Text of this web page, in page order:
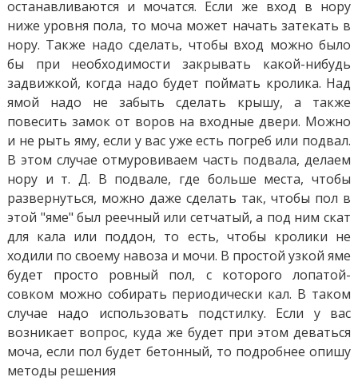
останавливаются и мочатся. Если же вход в нору
ниже уровня пола, то моча может начать затекать в
нору. Также надо сделать, чтобы вход можно было
бы при необходимости закрывать какой-нибудь
задвижкой, когда надо будет поймать кролика. Над
ямой надо не забыть сделать крышу, а также
повесить замок от воров на входные двери. Можно
и не рыть яму, если у вас уже есть погреб или подвал.
В этом случае отмуровиваем часть подвала, делаем
нору и т. Д. В подвале, где больше места, чтобы
развернуться, можно даже сделать так, чтобы пол в
этой "яме" был реечный или сетчатый, а под ним скат
для кала или поддон, то есть, чтобы кролики не
ходили по своему навоза и мочи. В простой узкой яме
будет просто ровный пол, с которого лопатой-
совком можно собирать периодически кал. В таком
случае надо использовать подстилку. Если у вас
возникает вопрос, куда же будет при этом деваться
моча, если пол будет бетонный, то подробнее опишу
методы решения